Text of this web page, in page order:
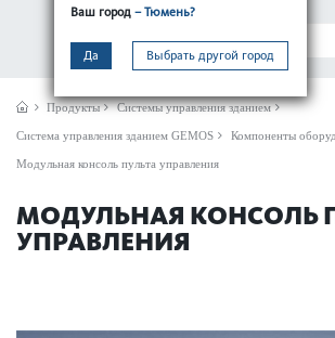
Ваш город – Тюмень?
Да Выбрать другой город
МЕНЮ
Продукты Системы управления зданием
Сис­тема управ­ления зданием GEMOS Компоненты
Модульная консоль пульта управ­ления
МОДУЛЬНАЯ КОНСОЛЬ
УПРАВ­ЛЕНИЯ